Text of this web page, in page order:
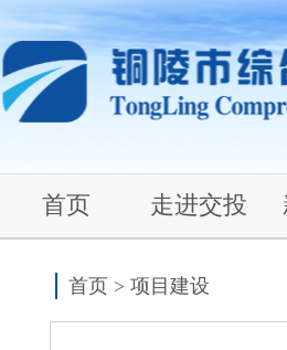
首页 走进交投
首页 > 项目建设